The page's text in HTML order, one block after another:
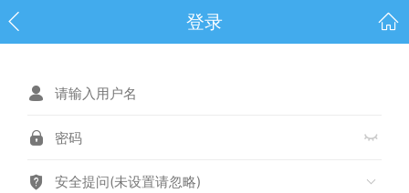
登录
安全提问(未设置请忽略)